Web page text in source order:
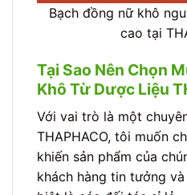
Bạch đồng nữ khô
cao tại
Tại Sao Nên Chọn
Khô Từ Dược Liệu
Với vai trò là một
THAPHACO, tôi muốn
khiến sản phẩm của
khách hàng tin tưởng